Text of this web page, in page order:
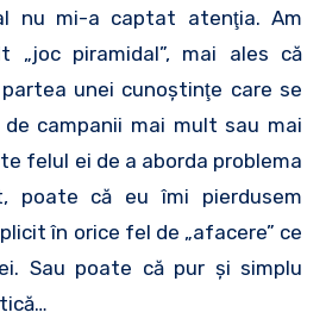
nu mi-a captat atenţia. Am
piramidal”, mai ales că
unei cunoştinţe care se
campanii mai mult sau mai
felul ei de a aborda problema
că eu îmi pierdusem
în orice fel de „afacere” ce
Sau poate că pur şi simplu